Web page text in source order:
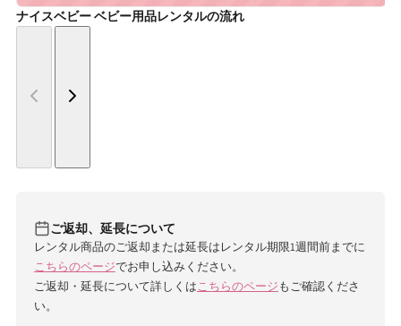
ナイスベビー ベビー用品レンタルの流れ
ご返却、延長について
レンタル商品のご返却または延長はレンタル期限1週間前までに
こちらのページでお申し込みください。
ご返却・延長について詳しくはこちらのページもご確認くださ
い。